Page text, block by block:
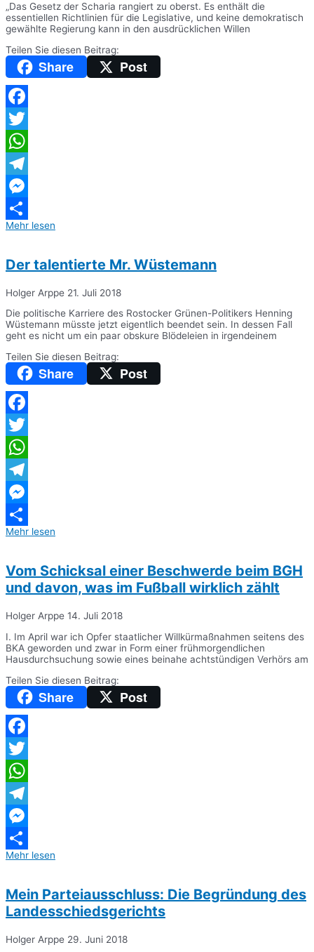
„Das Gesetz der Scharia rangiert zu oberst. Es enthält die
essentiellen Richtlinien für die Legislative, und keine demokratisch
gewählte Regierung kann in den ausdrücklichen Willen
Teilen Sie diesen Beitrag:
Share Post
Facebook
Twitter
WhatsApp
Telegram
Messenger
Teilen
Mehr lesen
Der talentierte Mr. Wüstemann
Holger Arppe 21. Juli 2018
Die politische Karriere des Rostocker Grünen-Politikers Henning
Wüstemann müsste jetzt eigentlich beendet sein. In dessen Fall
geht es nicht um ein paar obskure Blödeleien in irgendeinem
Teilen Sie diesen Beitrag:
Share Post
Facebook
Twitter
WhatsApp
Telegram
Messenger
Teilen
Mehr lesen
Vom Schicksal einer Beschwerde beim BGH
und davon, was im Fußball wirklich zählt
Holger Arppe 14. Juli 2018
I. Im April war ich Opfer staatlicher Willkürmaßnahmen seitens des
BKA geworden und zwar in Form einer frühmorgendlichen
Hausdurchsuchung sowie eines beinahe achtstündigen Verhörs am
Teilen Sie diesen Beitrag:
Share Post
Facebook
Twitter
WhatsApp
Telegram
Messenger
Teilen
Mehr lesen
Mein Parteiausschluss: Die Begründung des
Landesschiedsgerichts
Holger Arppe 29. Juni 2018